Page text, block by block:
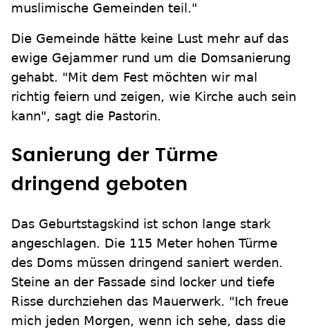
muslimische Gemeinden teil."
Die Gemeinde hätte keine Lust mehr auf das
ewige Gejammer rund um die Domsanierung
gehabt. "Mit dem Fest möchten wir mal
richtig feiern und zeigen, wie Kirche auch sein
kann", sagt die Pastorin.
Sanierung der Türme
dringend geboten
Das Geburtstagskind ist schon lange stark
angeschlagen. Die 115 Meter hohen Türme
des Doms müssen dringend saniert werden.
Steine an der Fassade sind locker und tiefe
Risse durchziehen das Mauerwerk. "Ich freue
mich jeden Morgen, wenn ich sehe, dass die